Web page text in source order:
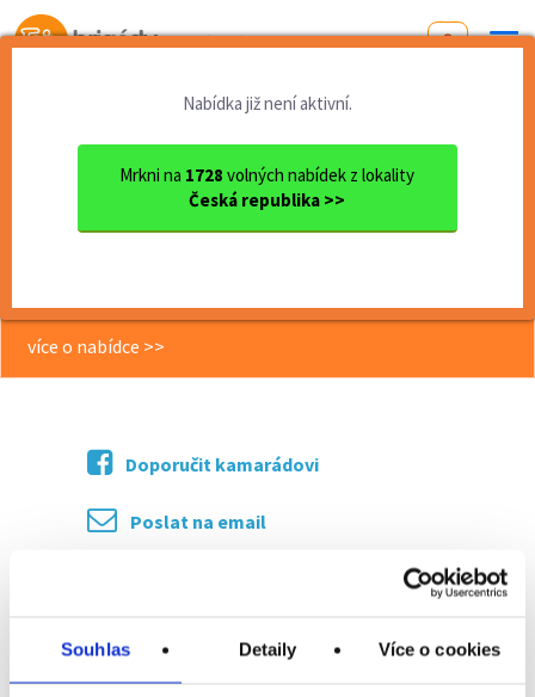
Souhlas Detaily Více o cookies
Od první brigády
Nabídka již není aktivní.
Mrkni na 1728 volných nabídek z lokality
Česká republika >>
Jihočeský kraj
okres České Budějovice
České Budějovice
Úklidový pracovník / pracov...
Úklidový pracovník / pracovnice do
více o nabídce >>
Doporučit kamarádovi
Poslat na email